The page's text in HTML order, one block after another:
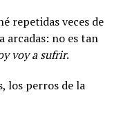
repetidas veces de
arcadas: no es tan
voy a sufrir.
los perros de la